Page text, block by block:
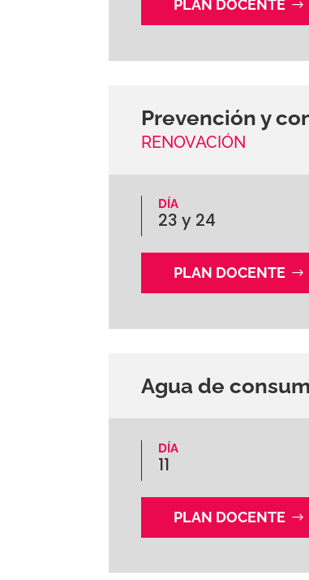
PLAN DOCENTE
Prevención y
RENOVACIÓN
DÍA
23 y 24
PLAN DOCENTE
Agua de
DÍA
11
PLAN DOCENTE